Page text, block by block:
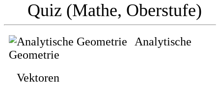
Quiz (Mathe, Oberstufe)
Analytische
Geometrie
Vektoren